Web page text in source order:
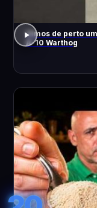
Vimos de perto
A-10 Warthog